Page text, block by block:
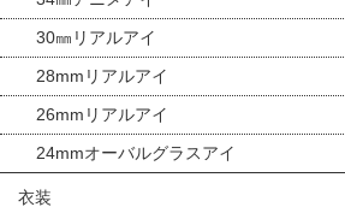
30㎜リアルアイ
28mmリアルアイ
26mmリアルアイ
24mmオーバルグラスアイ
衣装